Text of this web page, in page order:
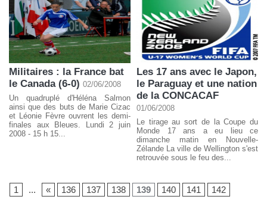
Militaires : la France bat
le Canada (6-0) 02/06/2008
Un quadruplé d'Héléna Salmon
ainsi que des buts de Marie Cizac
et Léonie Fèvre ouvrent les demi-
finales aux Bleues. Lundi 2 juin
2008 - 15 h 15...
Les 17 ans avec le Japon,
le Paraguay et une nation
de la CONCACAF
01/06/2008
Le tirage au sort de la Coupe du
Monde 17 ans a eu lieu ce
dimanche matin en Nouvelle-
Zélande La ville de Wellington s'est
retrouvée sous le feu des...
1 ... « 136 137 138 139 140 141 142